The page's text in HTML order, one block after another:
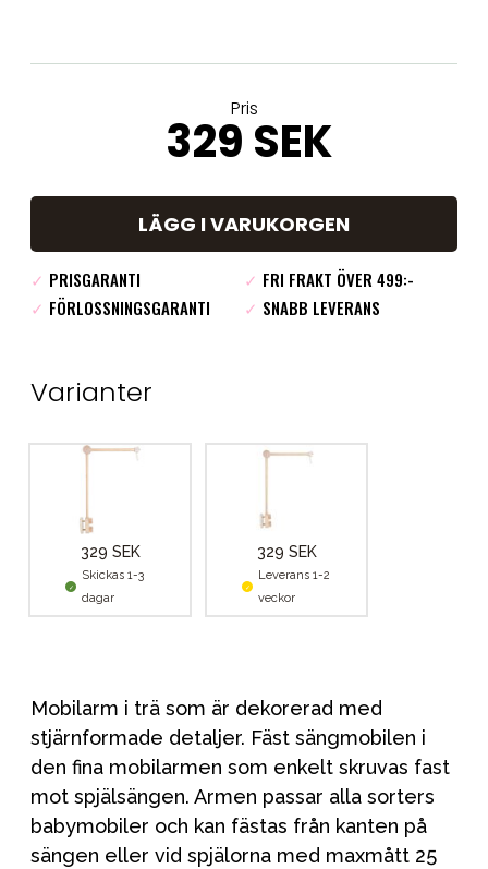
Pris
329 SEK
LÄGG I VARUKORGEN
✓ PRISGARANTI ✓ FRI FRAKT ÖVER 499:-
✓ FÖRLOSSNINGSGARANTI ✓ SNABB LEVERANS
Varianter
329 SEK
Skickas 1-3
dagar
329 SEK
Leverans 1-2
veckor
Mobilarm i trä som är dekorerad med
stjärnformade detaljer. Fäst sängmobilen i
den fina mobilarmen som enkelt skruvas fast
mot spjälsängen. Armen passar alla sorters
babymobiler och kan fästas från kanten på
sängen eller vid spjälorna med maxmått 25